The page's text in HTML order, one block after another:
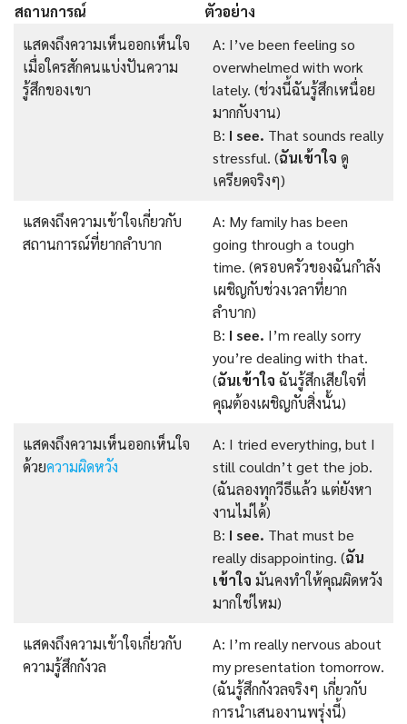
สถานการณ์
ตัวอย่าง
แสดงถึงความเห็นออกเห็นใจ
เมื่อใครสักคนแบ่งปันความ
รู้สึกของเขา
A: I’ve been feeling so
overwhelmed with work
lately. (ช่วงนี้ฉันรู้สึกเหนื่อย
มากกับงาน)
B: I see. That sounds really
stressful. (ฉันเข้าใจ ดู
เครียดจริงๆ)
แสดงถึงความเข้าใจเกี่ยวกับ
สถานการณ์ที่ยากลำบาก
A: My family has been
going through a tough
time. (ครอบครัวของฉันกำลัง
เผชิญกับช่วงเวลาที่ยาก
ลำบาก)
B: I see. I’m really sorry
you’re dealing with that.
(ฉันเข้าใจ ฉันรู้สึกเสียใจที่
คุณต้องเผชิญกับสิ่งนั้น)
แสดงถึงความเห็นออกเห็นใจ
ด้วยความผิดหวัง
A: I tried everything, but I
still couldn’t get the job.
(ฉันลองทุกวีธีแล้ว แต่ยังหา
งานไม่ได้)
B: I see. That must be
really disappointing. (ฉัน
เข้าใจ มันคงทำให้คุณผิดหวัง
มากใช่ไหม)
แสดงถึงความเข้าใจเกี่ยวกับ
ความรู้สึกกังวล
A: I’m really nervous about
my presentation tomorrow.
(ฉันรู้สึกกังวลจริงๆ เกี่ยวกับ
การนำเสนองานพรุ่งนี้)